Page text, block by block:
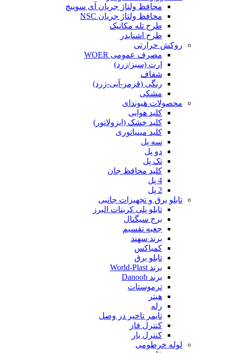
محافظ ولتاژ جریان آی سوییچ
محافظ ولتاژ جریان NSC
طرح تله مکانیک
طرح اشنایدر
روکش حرارتی
مصرف عمومی WOER
ارت (سبز/زرد)
شفاف
رنگی (قرمز-آبی-زرد)
مشکی
محصولات هیوندای
کلید هوایی
کلید خشک (ایزولاتور)
کلید مینیاتوری
سه پل
دو پل
تک پل
کلید محافظ جان
4 پل
2 پل
تابلو برق و تجهیزات جانبی
تابلو پلی کربنات البرز
برج سیگنال
جعبه تقسیم
برند سهند
کمباکس
تابلو برق
برند World-Plast
برند Danoob
ترموستات
هیتر
رله
تایمر تاخیر در وصل
کنترل فاز
کنترل بار
لوله خرطومی